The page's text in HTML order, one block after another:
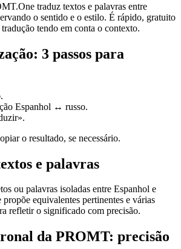
traduz textos e palavras entre
o sentido e o estilo. É rápido, gratuito
tradução tendo em conta o contexto.
3 passos para
Espanhol ↔ russo.
o resultado, se necessário.
e palavras
ou palavras isoladas entre Espanhol e
equivalentes pertinentes e várias
refletir o significado com precisão.
da PROMT: precisão